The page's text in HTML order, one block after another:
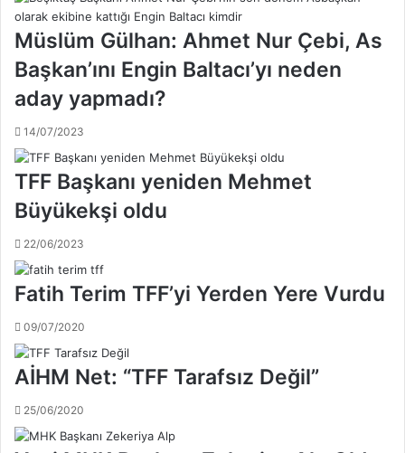
n
v
r
ğ
i
k
a
r
r
Y
r
g
a
y
u
l
u
a
n
i
e
d
a
v
a
s
s
a
n
k
l
Müslüm Gülhan: Ahmet Nur Çebi, As
Başkan’ını Engin Baltacı’yı neden
aday yapmadı?
14/07/2023
TFF Başkanı yeniden Mehmet
Büyükekşi oldu
22/06/2023
Fatih Terim TFF’yi Yerden Yere Vurdu
09/07/2020
AİHM Net: “TFF Tarafsız Değil”
25/06/2020